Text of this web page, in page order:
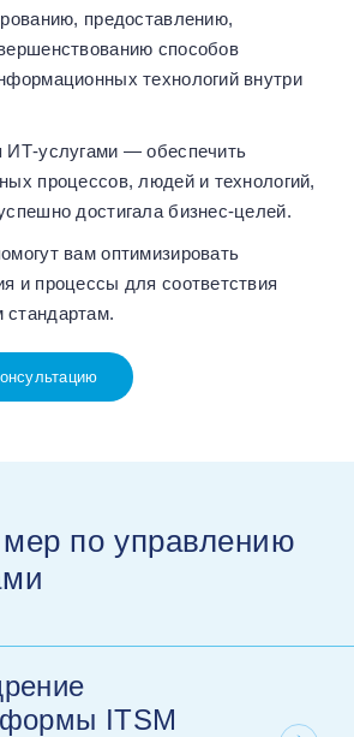
предоставлению,
способов
технологий внутри
ИТ‑услугами — обеспечить
процессов, людей и технологий,
достигала бизнес‑целей.
вам оптимизировать
и процессы для соответствия
по управлению
ITSM